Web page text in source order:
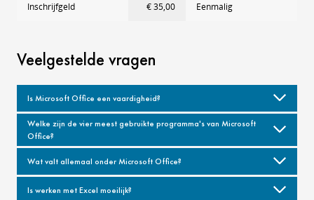
Inschrijfgeld € 35,00 Eenmalig
Veelgestelde vragen
Is Microsoft Office een vaardigheid?
Welke zijn de vier meest gebruikte programma's van Microsoft
Office?
Wat valt allemaal onder Microsoft Office?
Is werken met Excel moeilijk?